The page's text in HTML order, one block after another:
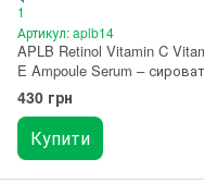
1
Артикул: aplb14
APLB Retinol Vitamin C
E Ampoule Serum – сироватка
з ретинолом, вітамінами С і
40 мл
430 грн
Купити